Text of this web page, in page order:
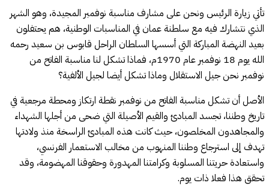
تأتي زيارة الرئيس ونحن على مشارف مناسبة نوفمبر المجيدة، وهو الشهر
الذي نتشارك فيه مع سلطنة عمان في المناسبات الوطنية، هم يحتفلون
بعيد النهضة المباركة التي أسسها السلطان الراحل قابوس بن سعيد رحمه
الله يوم 18 نوفمبر عام 1970م، فماذا تشكل لنا مناسبة الفاتح من
نوفمبر نحن جيل الاستقلال وماذا تشكل أيضا لجيل الألفية؟
الأصل أن تشكل مناسبة الفاتح من نوفمبر نقطة ارتكاز ومحطة مرجعية في
تاريخ وطننا، تجسد المبادئ والقيم الأصيلة التي ضحى من أجلها الشهداء
والمجاهدون المخلصون، حيث كانت هذه المبادئ الراسخة منذ ولادتها
تهدف إلى استرجاع وطننا المنهوب من مخالب الاستعمار الفرنسي،
واستعادة حريتنا المسلوبة وكرامتنا المهدورة وحقوقنا المهضومة، وقد
تحقق هذا فعلا ذات يوم.